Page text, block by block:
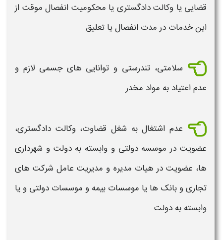
قضایی یا وکالت دادگستری یا محکومیت انفصال موقت از
این خدمات در مدت انفصال یا تعلیق
سلامتی، تندرستی و توانایی های جسمی لازم و
عدم اعتیاد به مواد مخدر
عدم اشتغال به شغل قضاوت، وکالت دادگستری،
عضویت در موسسه دولتی و وابسته به دولت و شهرداری
ها، عضویت در هیات مدیره و مدیریت عامل شرکت های
تجاری و بانک ها یا موسسات بیمه و موسسات دولتی و یا
وابسته به دولت